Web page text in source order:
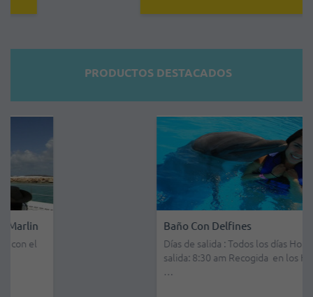
PRODUCTOS DESTACADOS
Días de salida : Todos los días Hora de
salida: 8:30 am Recogida en los Hoteles.